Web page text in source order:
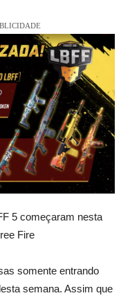
5 começaram nesta
Fire
somente entrando
semana. Assim que